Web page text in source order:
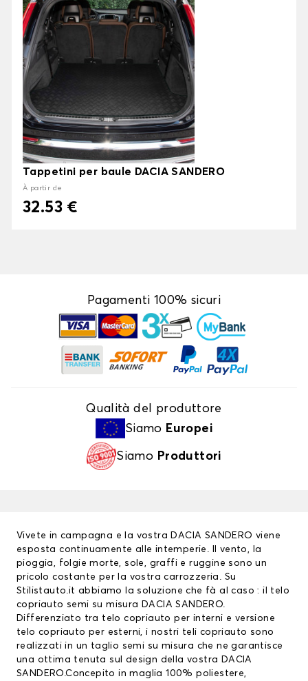
Tappetini per baule DACIA SANDERO
À partir de
32.53 €
Pagamenti 100% sicuri
Qualità del produttore
Siamo Europei
Siamo Produttori
Vivete in campagna e la vostra DACIA SANDERO viene
esposta continuamente alle intemperie. Il vento, la
pioggia, folgie morte, sole, graffi e ruggine sono un
pricolo costante per la vostra carrozzeria. Su
Stilistauto.it abbiamo la soluzione che fà al caso : il telo
copriauto semi su misura DACIA SANDERO.
Differenziato tra telo copriautoper interni e versione
telo copriauto per esterni, i nostri teli copriauto sono
realizzati in un taglio semi su misura che ne garantisce
una ottima tenuta sul design della vostra DACIA
SANDERO.Concepito in maglia 100% poliestere,